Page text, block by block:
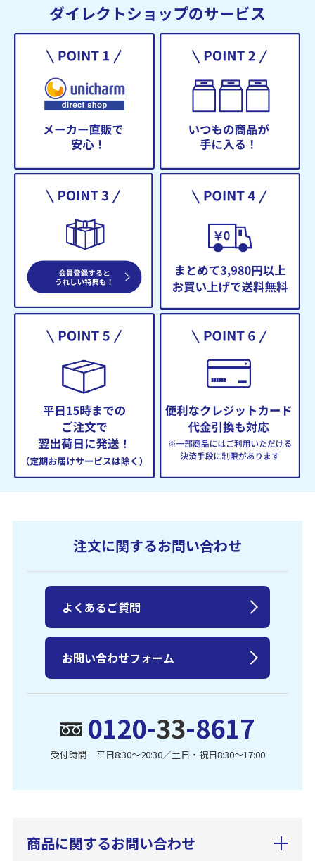
ダイレクトショップのサービス
注文に関するお問い合わせ
0120-33-8617
受付時間 平日8:30〜20:30／土日・祝日8:30〜17:00
よくあるご質問
お問い合わせフォーム
商品に関するお問い合わせ